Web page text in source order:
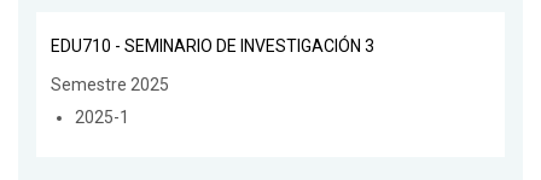
EDU710 - SEMINARIO DE INVESTIGACIÓN 3
Semestre 2025
2025-1